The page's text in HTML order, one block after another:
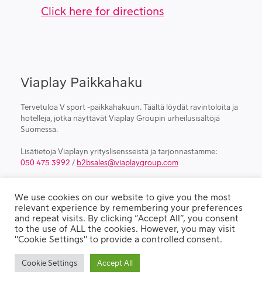
Click here for directions
Viaplay Paikkahaku
Tervetuloa V sport -paikkahakuun. Täältä löydät ravintoloita ja
hotelleja, jotka näyttävät Viaplay Groupin urheilusisältöjä
Suomessa.
Lisätietoja Viaplayn yrityslisensseistä ja tarjonnastamme:
050 475 3992 / b2bsales@viaplaygroup.com
© VIAPLAY 2023
We use cookies on our website to give you the most
relevant experience by remembering your preferences
and repeat visits. By clicking “Accept All”, you consent
to the use of ALL the cookies. However, you may visit
"Cookie Settings" to provide a controlled consent.
Cookie Settings Accept All